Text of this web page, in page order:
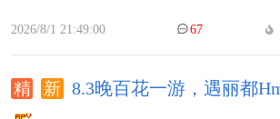
2026/8/1 21:49:00 67
8.3晚百花一游，遇丽都